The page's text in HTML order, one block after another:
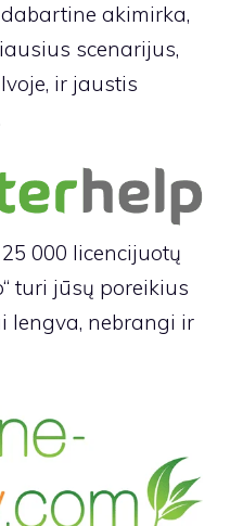
akimirka,
scenarijus,
ir jaustis
000 licencijuotų
turi jūsų poreikius
lengva, nebrangi ir